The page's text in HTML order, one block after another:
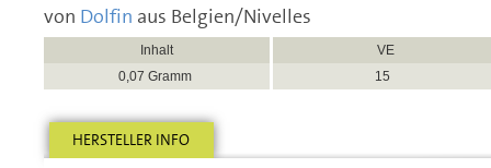
von Dolfin aus Belgien/Nivelles
Inhalt
VE
0,07 Gramm
15
HERSTELLER INFO